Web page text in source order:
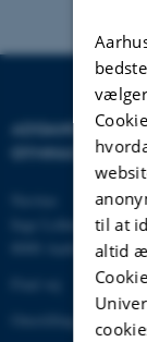
GYMNASIALE
Inge Lehmanns
8000 Aarhus N
Omstilling tlf.: +45
vælger
til at
altid